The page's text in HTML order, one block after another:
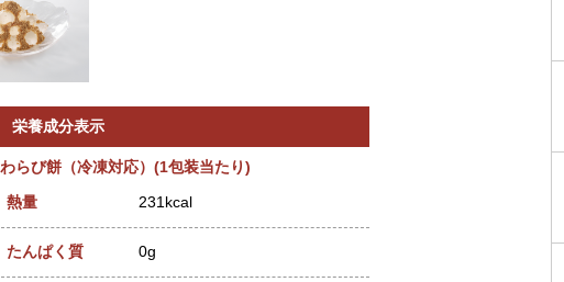
栄養成分表示
わらび餅（冷凍対応）(1包装当たり)
熱量 231kcal
たんぱく質 0g